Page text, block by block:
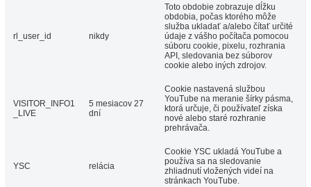
rl_user_id nikdy
Toto obdobie zobrazuje dĺžku
obdobia, počas ktorého môže
služba ukladať a/alebo čítať určité
údaje z vášho počítača pomocou
súboru cookie, pixelu, rozhrania
API, sledovania bez súborov
cookie alebo iných zdrojov.
VISITOR_INFO1
_LIVE
5 mesiacov 27
dní
Cookie nastavená službou
YouTube na meranie šírky pásma,
ktorá určuje, či používateľ získa
nové alebo staré rozhranie
prehrávača.
YSC relácia
Cookie YSC ukladá YouTube a
používa sa na sledovanie
zhliadnutí vložených videí na
stránkach YouTube.